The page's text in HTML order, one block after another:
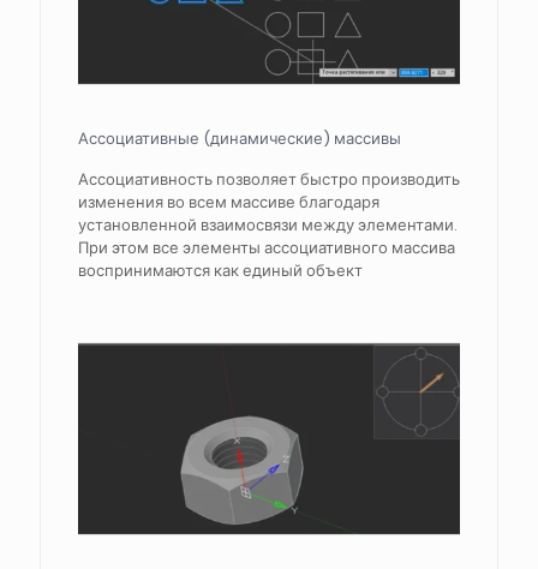
Ассоциативные (динамические) массивы
Ассоциативность позволяет быстро производить
изменения во всем массиве благодаря
установленной взаимосвязи между элементами.
При этом все элементы ассоциативного массива
воспринимаются как единый объект